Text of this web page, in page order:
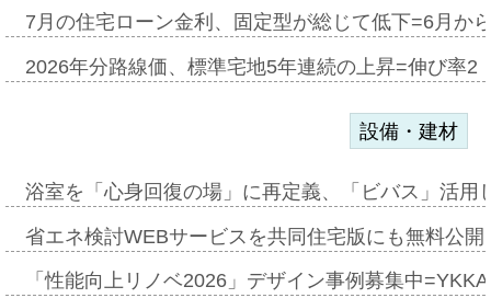
7月の住宅ローン金利、固定型が総じて低下=6月か
2026年分路線価、標準宅地5年連続の上昇=伸び率
設備・建材
浴室を「心身回復の場」に再定義、「ビバス」活
省エネ検討WEBサービスを共同住宅版にも無料公
「性能向上リノベ2026」デザイン事例募集中